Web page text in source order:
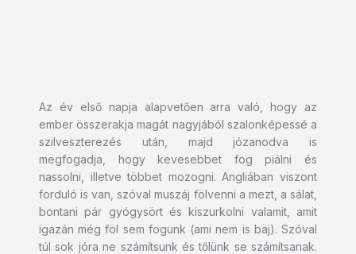
Az év első napja alapvetően arra való, hogy az
ember összerakja magát nagyjából szalonképessé a
szilveszterezés után, majd józanodva is
megfogadja, hogy kevesebbet fog piálni és
nassolni, illetve többet mozogni. Angliában viszont
forduló is van, szóval muszáj fölvenni a mezt, a sálat,
bontani pár gyógysört és kiszurkolni valamit, amit
igazán még föl sem fogunk (ami nem is baj). Szóval
túl sok jóra ne számítsunk és tőlünk se számítsanak.